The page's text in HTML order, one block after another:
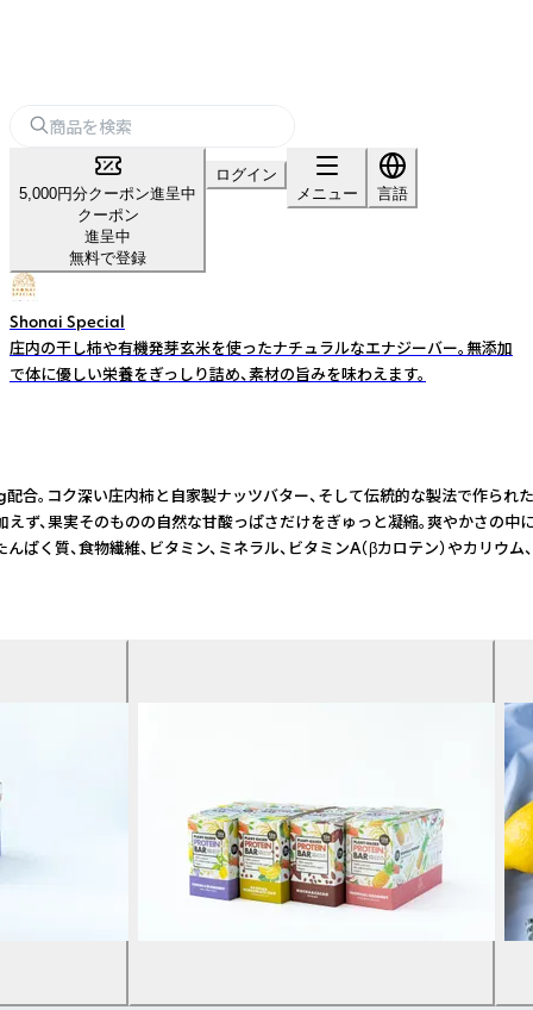
5,000円分クーポン進呈中
クーポン
進呈中
無料で登録
ログイン
メニュー
言語
Shonai Special
庄内の干し柿や有機発芽玄米を使ったナチュラルなエナジーバー。無添加
で体に優しい栄養をぎっしり詰め、素材の旨みを味わえます。
コク深い庄内柿と自家製ナッツバター、そして伝統的な製法で
、果実そのものの自然な甘酸っぱさだけをぎゅっと凝縮。爽やか
質、食物繊維、ビタミン、ミネラル、ビタミンA（βカロテン）やカリウ